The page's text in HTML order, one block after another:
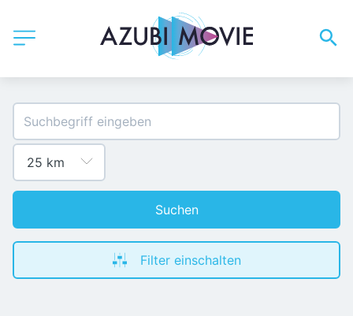
Suchen
Filter einschalten